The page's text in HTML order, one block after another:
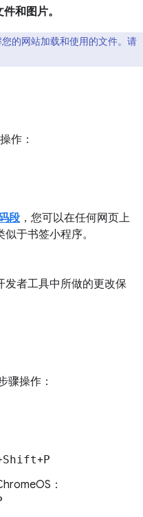
和图片。
的网站加载和使用的文件。请
作：
段，您可以在任何网页上
似于书签小程序。
发者工具中所做的更改保
骤操作：
Shift+P
：